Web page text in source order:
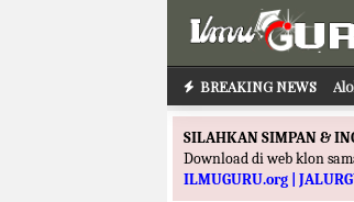
BREAKING NEWS
SILAHKAN SIMPAN &
Download di web klon
ILMUGURU.org |